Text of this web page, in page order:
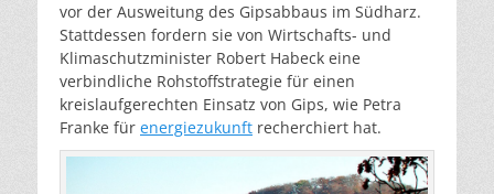
vor der Ausweitung des Gipsabbaus im Südharz.
Stattdessen fordern sie von Wirtschafts- und
Klimaschutzminister Robert Habeck eine
verbindliche Rohstoffstrategie für einen
kreislaufgerechten Einsatz von Gips, wie Petra
Franke für energiezukunft recherchiert hat.